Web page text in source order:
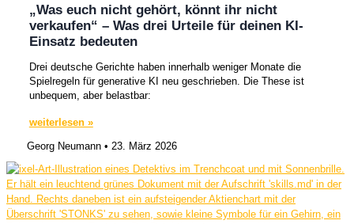
„Was euch nicht gehört, könnt ihr nicht
verkaufen“ – Was drei Urteile für deinen KI-
Einsatz bedeuten
Drei deutsche Gerichte haben innerhalb weniger Monate die
Spielregeln für generative KI neu geschrieben. Die These ist
unbequem, aber belastbar:
weiterlesen »
Georg Neumann
23. März 2026